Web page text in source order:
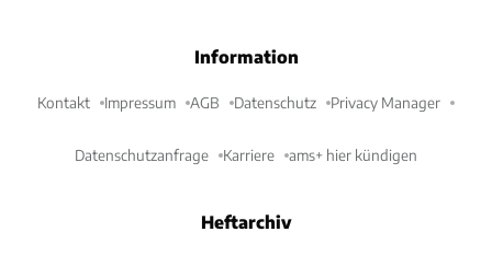
Information
Kontakt Impressum AGB Datenschutz Privacy Manager
Datenschutzanfrage Karriere ams+ hier kündigen
Heftarchiv